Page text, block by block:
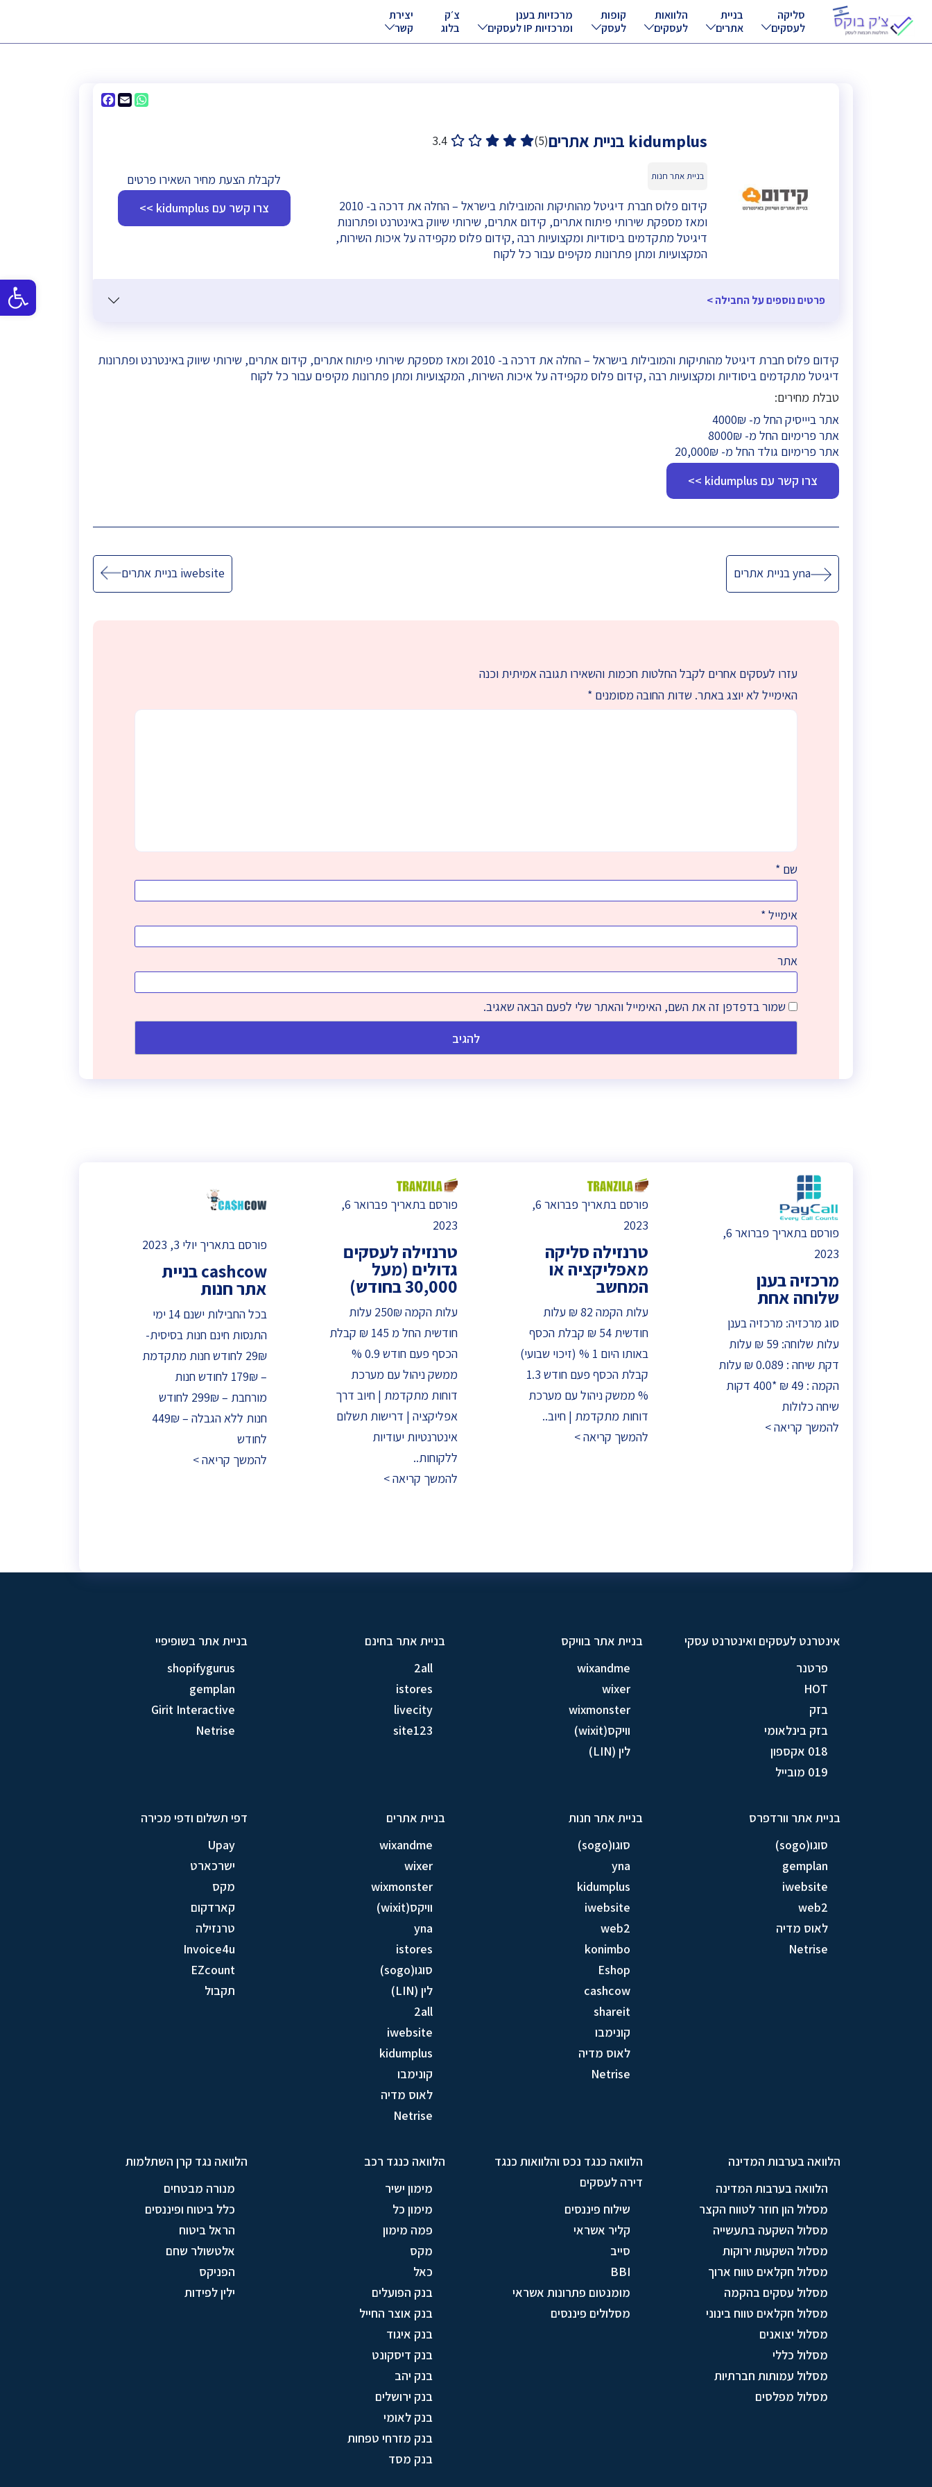
פתח
סרגל
סליקה
לעסקים
בניית
אתרים
הלוואות
לעסקים
קופות
לעסק
מרכזיות בענן
ומרכזיות IP לעסקים
צ׳ק
בלוג
יצירת
קשר
FacebookEmail
WhatsApp
kidumplus בניית אתרים (5)
3.4
בניית אתר חנות
קידום פלוס חברת דיגיטל מהותיקות והמובילות בישראל – החלה את דרכה ב- 2010
ומאז מספקת שירותי פיתוח אתרים, קידום אתרים, שירותי שיווק באינטרנט ופתרונות
דיגיטל מתקדמים ביסודיות ומקצועיות רבה ,קידום פלוס מקפידה על איכות השירות,
המקצועיות ומתן פתרונות מקיפים עבור כל לקוח
לקבלת הצעת מחיר השאירו פרטים
צרו קשר עם kidumplus >>
פרטים נוספים על החבילה >
קידום פלוס חברת דיגיטל מהותיקות והמובילות בישראל – החלה את דרכה ב- 2010 ומאז מספקת שירותי פיתוח אתרים, קידום אתרים, שירותי שיווק באינטרנט ופתרונות
דיגיטל מתקדמים ביסודיות ומקצועיות רבה ,קידום פלוס מקפידה על איכות השירות, המקצועיות ומתן פתרונות מקיפים עבור כל לקוח
טבלת מחירים:
אתר ביייסיק החל מ- 4000₪
אתר פרימיום החל מ- 8000₪
אתר פרימיום גולד החל מ- 20,000₪
צרו קשר עם kidumplus >>
ניווטyna בניית אתרים iwebsite בניית אתרים
עזרו לעסקים אחרים לקבל החלטות חכמות והשאירו תגובה אמיתית וכנה
האימייל לא יוצג באתר. שדות החובה מסומנים *
שם *
אימייל *
אתר
שמור בדפדפן זה את השם, האימייל והאתר שלי לפעם הבאה שאגיב.
פורסם בתאריך פברואר 6,
2023
מרכזיה בענן
שלוחה אחת
סוג מרכזיה: מרכזיה בענן
עלות שלוחה: 59 ₪ עלות
דקת שיחה : 0.089 ₪ עלות
הקמה : 49 ₪ *400 דקות
שיחה כלולות
להמשך קריאה >
פורסם בתאריך פברואר 6,
2023
טרנזילה סליקה
מאפליקציה או
המחשב
עלות הקמה 82 ₪ עלות
חודשית 54 ₪ קבלת הכסף
באותו היום 1 % (זיכוי שבועי)
קבלת הכסף פעם חודש 1.3
% ממשק ניהול עם מערכת
דוחות מתקדמת | חיוב..
להמשך קריאה >
פורסם בתאריך פברואר 6,
2023
טרנזילה לעסקים
גדולים (מעל
30,000 בחודש)
עלות הקמה 250₪ עלות
חודשית החל מ 145 ₪ קבלת
הכסף פעם חודש 0.9 %
ממשק ניהול עם מערכת
דוחות מתקדמת | חיוב דרך
אפליקציה | דרישות תשלום
אינטרנטיות יעודיות
ללקוחות..
להמשך קריאה >
פורסם בתאריך יולי 3, 2023
cashcow בניית
אתר חנות
בכל החבילות ישנם 14 ימי
התנסות חינם חנות בסיסית-
29₪ לחודש חנות מתקדמת
– 179₪ לחודש חנות
מורחבת – 299₪ לחודש
חנות ללא הגבלה – 449₪
לחודש
להמשך קריאה >
אינטרנט לעסקים ואינטרנט עסקי
פרטנר
HOT
בזק
בזק בינלאומי
018 אקספון
019 מובייל
בניית אתר בוויקס
wixandme
wixer
wixmonster
וויקס(wixit)
לין (LIN)
בניית אתר בחינם
2all
istores
livecity
site123
בניית אתר בשופיפיי
shopifygurus
gemplan
Girit Interactive
Netrise
בניית אתר וורדפרס
סוגו(sogo)
gemplan
iwebsite
web2
לאוס מדיה
Netrise
בניית אתר חנות
סוגו(sogo)
yna
kidumplus
iwebsite
web2
konimbo
Eshop
cashcow
shareit
קונימבו
לאוס מדיה
Netrise
בניית אתרים
wixandme
wixer
wixmonster
וויקס(wixit)
yna
istores
סוגו(sogo)
לין (LIN)
2all
iwebsite
kidumplus
קונימבו
לאוס מדיה
Netrise
דפי תשלום ודפי מכירה
Upay
ישרכארט
מקס
קארדקום
טרנזילה
Invoice4u
EZcount
תקבול
הלוואה בערבות המדינה
הלוואה בערבות המדינה
מסלול הון חוזר לטווח הקצר
מסלול השקעה בתעשייה
מסלול השקעות ירוקות
מסלול חקלאים טווח ארוך
מסלול עסקים בהקמה
מסלול חקלאים טווח בינוני
מסלול יצואנים
מסלול כללי
מסלול עמותות חברתיות
מסלול מפלסים
הלוואה כנגד נכס והלוואות כנגד
דירה לעסקים
שילוח פיננסים
קליר אשראי
סייב
BBI
מומנטום פתרונות אשראי
מסלולים פיננסים
הלוואה כנגד רכב
מימון ישיר
מימון כל
פמה מימון
מקס
כאל
בנק הפועלים
בנק אוצר החייל
בנק איגוד
בנק דיסקונט
בנק יהב
בנק ירושלים
בנק לאומי
בנק מזרחי טפחות
בנק מסד
הלוואה נגד קרן השתלמות
מנורה מבטחים
כלל ביטוח ופיננסים
הראל ביטוח
אלטשולר שחם
הפניקס
ילין לפידות